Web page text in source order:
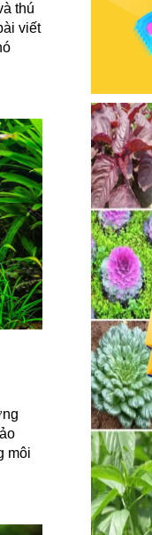
thú
viết
môi